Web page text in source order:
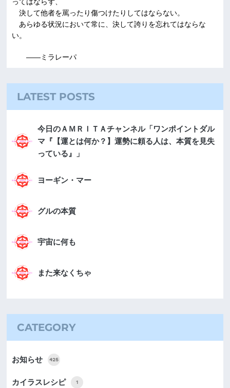
決して他者を罵ったり傷つけたりしてはならない。
あらゆる状況において常に、決して誇りを忘れてはならな
い。
――ミラレーパ
LATEST POSTS
今日のＡＭＲＩＴＡチャンネル「ワンポイントダル
マ『【運とは何か？】運勢に頼る人は、本質を見失
っている』」
ヨーギン・マー
グルの本質
宇宙に何も
また来なくちゃ
CATEGORY
お知らせ 425
カイラスレシピ 1